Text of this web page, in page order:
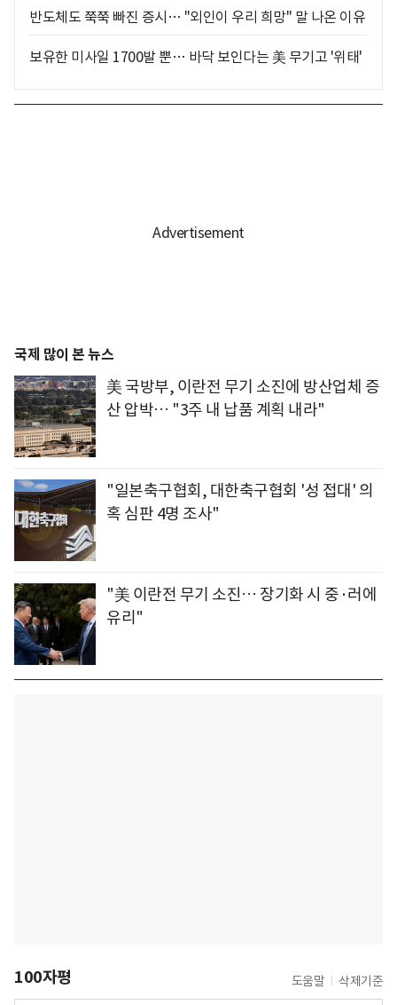
반도체도 쭉쭉 빠진 증시… "외인이 우리 희망" 말 나온 이유
보유한 미사일 1700발 뿐… 바닥 보인다는 美 무기고 '위태'
국제 많이 본 뉴스
美 국방부, 이란전 무기 소진에 방산업체 증
산 압박… "3주 내 납품 계획 내라"
"일본축구협회, 대한축구협회 '성 접대' 의
혹 심판 4명 조사"
"美 이란전 무기 소진… 장기화 시 중·러에
유리"
100자평 도움말 삭제기준